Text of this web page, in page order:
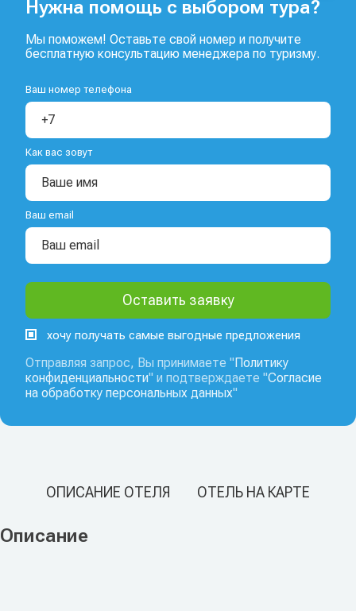
Нужна помощь с выбором тура?
Мы поможем! Оставьте свой номер и получите
бесплатную консультацию менеджера по туризму.
Ваш номер телефона
Как вас зовут
Ваш email
хочу получать самые выгодные предложения
Отправляя запрос, Вы принимаете " Политику
конфиденциальности" и подтверждаете "Согласие
на обработку персональных данных"
ОПИСАНИЕ ОТЕЛЯ ОТЕЛЬ НА КАРТЕ
Описание